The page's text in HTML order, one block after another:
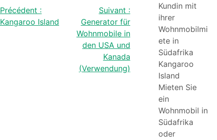
Beitragsnavigation
Précédent :
Kangaroo Island
Suivant :
Generator für
Wohnmobile in
den USA und
Kanada
(Verwendung)
Kundin mit
ihrer
Wohnmobilmi
ete in
Südafrika
Kangaroo
Island
Mieten Sie
ein
Wohnmobil in
Südafrika
oder